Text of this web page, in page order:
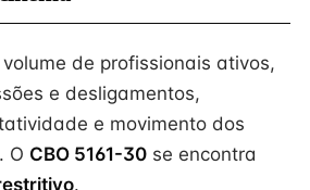
de profissionais ativos,
e desligamentos,
e movimento dos
O CBO 5161-30 se encontra
.